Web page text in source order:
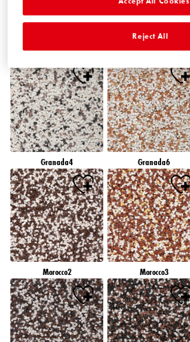
Granada1 Granada2
Granada4 Granada6
Morocco2 Morocco3
Reject All